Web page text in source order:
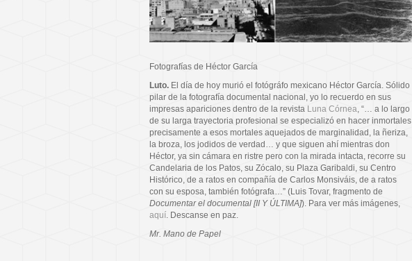
Fotografías de Héctor García
Luto. El día de hoy murió el fotógráfo mexicano Héctor García. Sólido
pilar de la fotografía documental nacional, yo lo recuerdo en sus
impresas apariciones dentro de la revista Luna Córnea, “… a lo largo
de su larga trayectoria profesional se especializó en hacer inmortales
precisamente a esos mortales aquejados de marginalidad, la ñeriza,
la broza, los jodidos de verdad… y que siguen ahí mientras don
Héctor, ya sin cámara en ristre pero con la mirada intacta, recorre su
Candelaria de los Patos, su Zócalo, su Plaza Garibaldi, su Centro
Histórico, de a ratos en compañía de Carlos Monsiváis, de a ratos
con su esposa, también fotógrafa…” (Luis Tovar, fragmento de
Documentar el documental [II Y ÚLTIMA]). Para ver más imágenes,
aquí. Descanse en paz.
Mr. Mano de Papel